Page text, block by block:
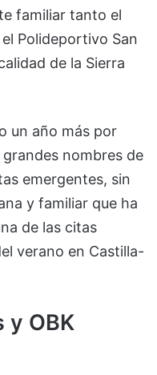
familiar tanto el
Polideportivo San
de la Sierra
un año más por
nombres de
emergentes, sin
y familiar que ha
de las citas
verano en Castilla-
y OBK